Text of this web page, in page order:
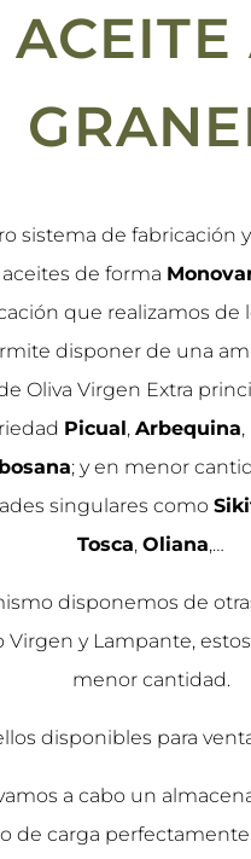
ACEITE
sistema de fabricación
de forma
que realizamos de
disponer de una
Oliva Virgen Extra
Picual, Arbequina,
; y en menor
singulares como
Tosca, Oliana,…
disponemos de
Virgen y Lampante,
menor cantidad.
disponibles para
a cabo un
de carga